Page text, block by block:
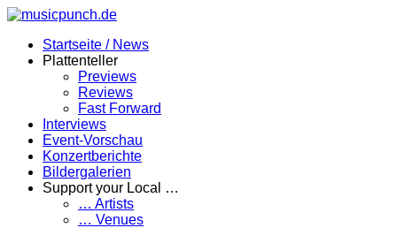
Zum
springenStartseite / News
Plattenteller
Previews
Reviews
Fast Forward
Interviews
Event-Vorschau
Konzertberichte
Bildergalerien
Support your Local …
… Artists
… Venues